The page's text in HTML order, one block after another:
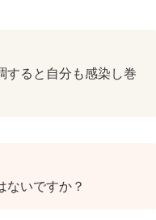
すると自分も感染し巻
ないですか？